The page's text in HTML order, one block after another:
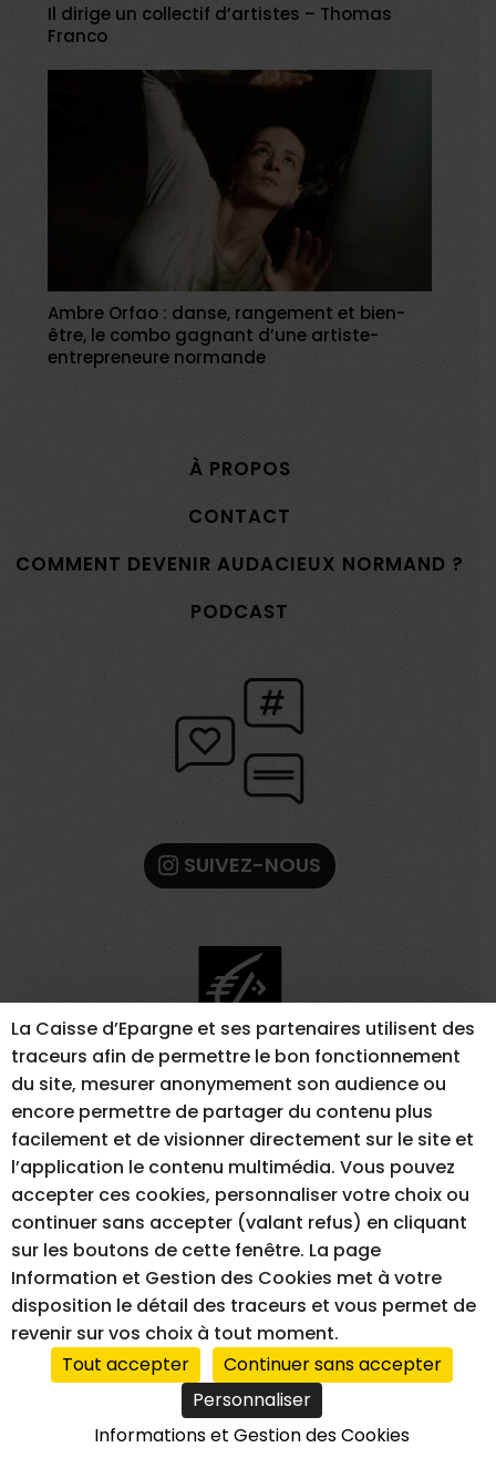
Il dirige un collectif d’artistes – Thomas
Franco
Ambre Orfao : danse, rangement et bien-
être, le combo gagnant d’une artiste-
entrepreneure normande
À PROPOS
CONTACT
COMMENT DEVENIR AUDACIEUX NORMAND ?
PODCAST
SUIVEZ-NOUS
MENTIONS LÉGALES
GESTION DES COOKIES
ACCESSIBILITÉ – NON CONFORME
RÉALISATION DU SITE INTERNET
La Caisse d’Epargne et ses partenaires utilisent des
traceurs afin de permettre le bon fonctionnement
du site, mesurer anonymement son audience ou
encore permettre de partager du contenu plus
facilement et de visionner directement sur le site et
l’application le contenu multimédia. Vous pouvez
accepter ces cookies, personnaliser votre choix ou
continuer sans accepter (valant refus) en cliquant
sur les boutons de cette fenêtre. La page
Information et Gestion des Cookies met à votre
disposition le détail des traceurs et vous permet de
revenir sur vos choix à tout moment.
Tout accepter
Continuer sans accepter
Personnaliser
Informations et Gestion des Cookies